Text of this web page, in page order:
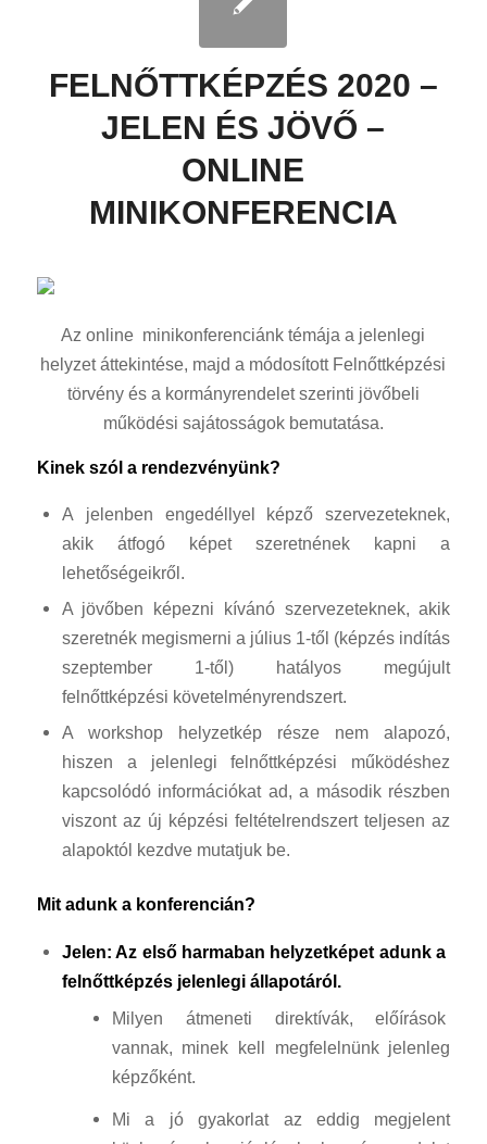
FELNŐTTKÉPZÉS 2020 –
JELEN ÉS JÖVŐ –
ONLINE
MINIKONFERENCIA
Az online minikonferenciánk témája a jelenlegi
helyzet áttekintése, majd a módosított Felnőttképzési
törvény és a kormányrendelet szerinti jövőbeli
működési sajátosságok bemutatása.
Kinek szól a rendezvényünk?
A jelenben engedéllyel képző szervezeteknek,
akik átfogó képet szeretnének kapni a
lehetőségeikről.
A jövőben képezni kívánó szervezeteknek, akik
szeretnék megismerni a július 1-től (képzés indítás
szeptember 1-től) hatályos megújult
felnőttképzési követelményrendszert.
A workshop helyzetkép része nem alapozó,
hiszen a jelenlegi felnőttképzési működéshez
kapcsolódó információkat ad, a második részben
viszont az új képzési feltételrendszert teljesen az
alapoktól kezdve mutatjuk be.
Mit adunk a konferencián?
Jelen: Az első harmaban helyzetképet adunk a
felnőttképzés jelenlegi állapotáról.
Milyen átmeneti direktívák, előírások
vannak, minek kell megfelelnünk jelenleg
képzőként.
Mi a jó gyakorlat az eddig megjelent